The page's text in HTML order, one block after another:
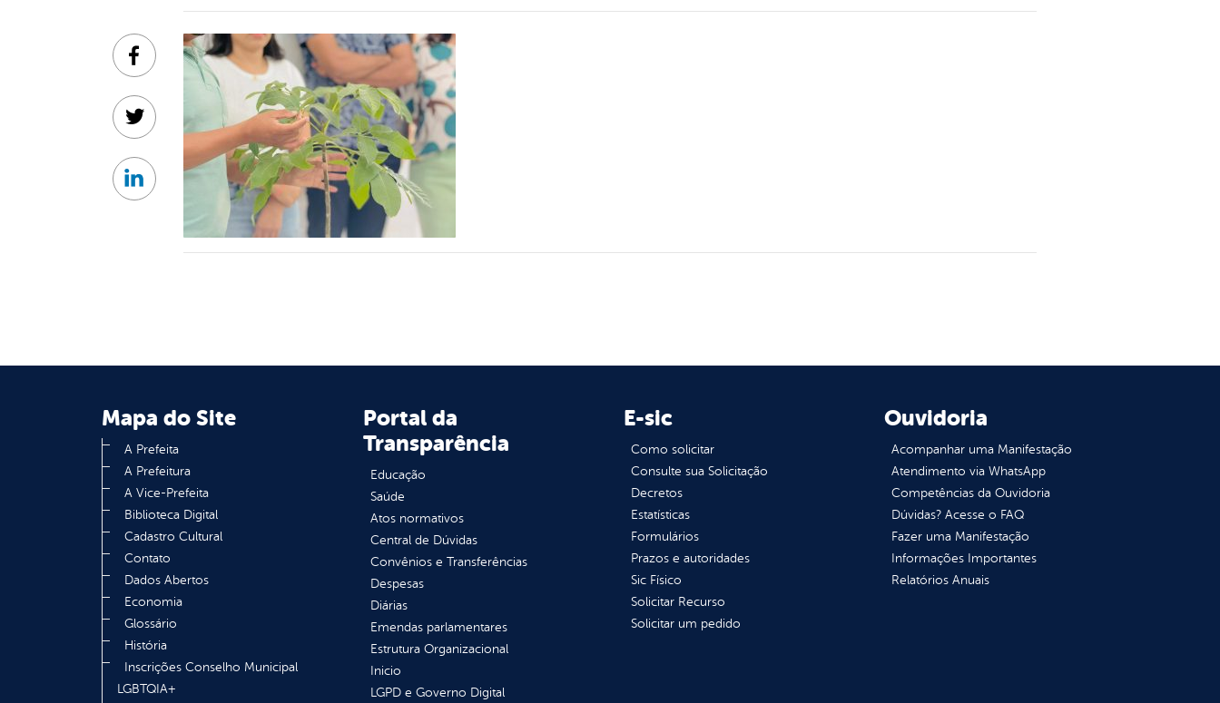
Facebook
Twitter
Linkedin
Mapa do Site
A Prefeita
A Prefeitura
A Vice-Prefeita
Biblioteca Digital
Cadastro Cultural
Contato
Dados Abertos
Economia
Glossário
História
Inscrições Conselho Municipal
LGBTQIA+
Portal da
Transparência
Educação
Saúde
Atos normativos
Central de Dúvidas
Convênios e Transferências
Despesas
Diárias
Emendas parlamentares
Estrutura Organizacional
Inicio
LGPD e Governo Digital
E-sic
Como solicitar
Consulte sua Solicitação
Decretos
Estatísticas
Formulários
Prazos e autoridades
Sic Físico
Solicitar Recurso
Solicitar um pedido
Ouvidoria
Acompanhar uma Manifestação
Atendimento via WhatsApp
Competências da Ouvidoria
Dúvidas? Acesse o FAQ
Fazer uma Manifestação
Informações Importantes
Relatórios Anuais